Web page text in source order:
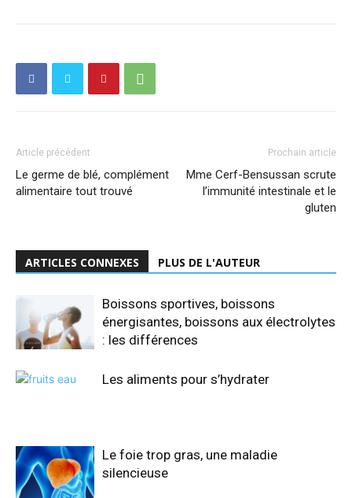
Article précédent
Le germe de blé, complément
alimentaire tout trouvé
Prochain article
Mme Cerf-Bensussan scrute
l’immunité intestinale et le
gluten
ARTICLES CONNEXES PLUS DE L'AUTEUR
Boissons sportives, boissons
énergisantes, boissons aux électrolytes
: les différences
Les aliments pour s’hydrater
Le foie trop gras, une maladie
silencieuse